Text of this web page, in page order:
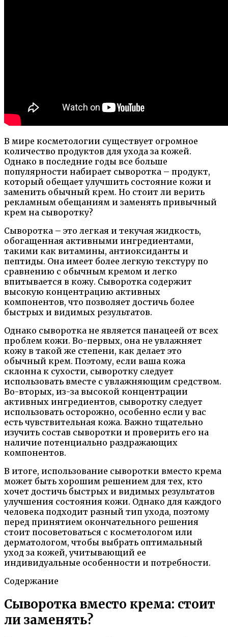
В мире косметологии существует огромное
количество продуктов для ухода за кожей.
Однако в последние годы все больше
популярности набирает сыворотка – продукт,
который обещает улучшить состояние кожи и
заменить обычный крем. Но стоит ли верить
рекламным обещаниям и заменять привычный
крем на сыворотку?
Сыворотка – это легкая и текучая жидкость,
обогащенная активными ингредиентами,
такими как витамины, антиоксиданты и
пептиды. Она имеет более легкую текстуру по
сравнению с обычным кремом и легко
впитывается в кожу. Сыворотка содержит
высокую концентрацию активных
компонентов, что позволяет достичь более
быстрых и видимых результатов.
Однако сыворотка не является панацеей от всех
проблем кожи. Во-первых, она не увлажняет
кожу в такой же степени, как делает это
обычный крем. Поэтому, если ваша кожа
склонна к сухости, сыворотку следует
использовать вместе с увлажняющим средством.
Во-вторых, из-за высокой концентрации
активных ингредиентов, сыворотку следует
использовать осторожно, особенно если у вас
есть чувствительная кожа. Важно тщательно
изучить состав сыворотки и проверить его на
наличие потенциально раздражающих
компонентов.
В итоге, использование сыворотки вместо крема
может быть хорошим решением для тех, кто
хочет достичь быстрых и видимых результатов
улучшения состояния кожи. Однако для каждого
человека подходит разный тип ухода, поэтому
перед принятием окончательного решения
стоит посоветоваться с косметологом или
дерматологом, чтобы выбрать оптимальный
уход за кожей, учитывающий ее
индивидуальные особенности и потребности.
Содержание
Сыворотка вместо крема: стоит
ли заменять?